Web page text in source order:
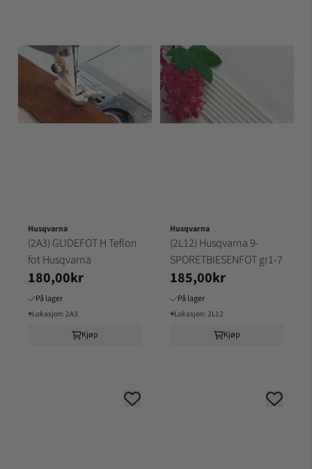
Husqvarna
(2A3) GLIDEFOT H Teflon
fot Husqvarna
180,00kr
På lager
⌖Lokasjon: 2A3
Kjøp
Husqvarna
(2L12) Husqvarna 9-
SPORETBIESENFOT gr1-7
185,00kr
På lager
⌖Lokasjon: 2L12
Kjøp